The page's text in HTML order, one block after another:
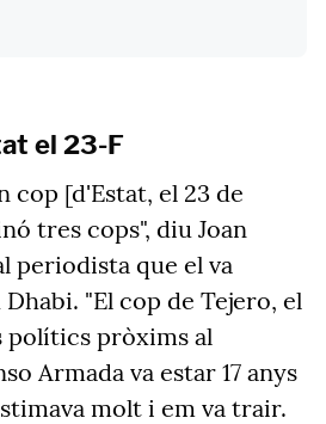
el 23-F
cop [d'Estat, el 23 de
tres cops", diu Joan
periodista que el va
"El cop de Tejero, el
polítics pròxims al
Armada va estar 17 anys
molt i em va trair.